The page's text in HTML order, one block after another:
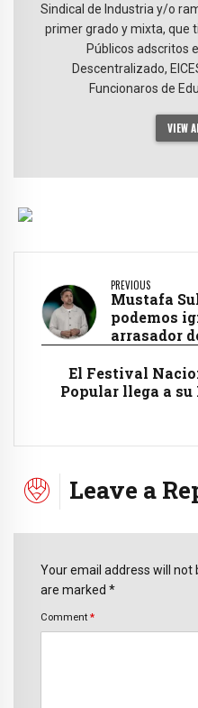
Sindical de Industria y/o
primer grado y mixta, que
Públicos adscritos
Descentralizado,
Funcionaros de
VIEW
PREVIOUS
Mustafa
podemos
arrasador
El Festival
Popular llega a
Leave a
Your email address will not
are marked *
Comment *